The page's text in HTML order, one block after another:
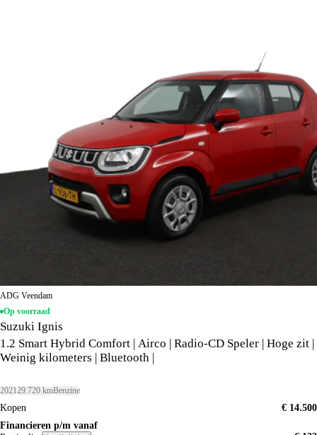
ADG Veendam
Op voorraad
Suzuki Ignis
1.2 Smart Hybrid Comfort | Airco | Radio-CD Speler | Hoge zit |
Weinig kilometers | Bluetooth |
202129.720 kmBenzine
Kopen
€ 14.500
Financieren p/m vanaf